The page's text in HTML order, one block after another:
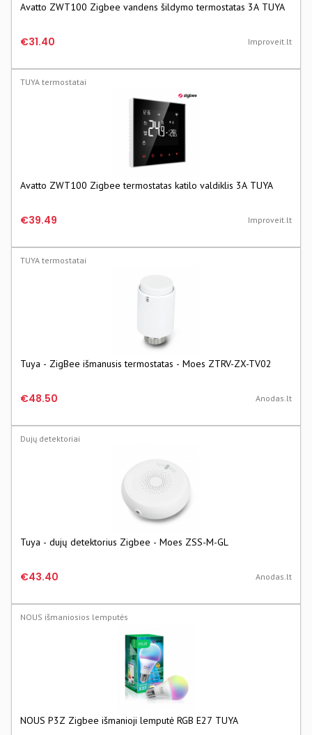
Avatto ZWT100 Zigbee vandens šildymo termostatas 3A TUYA
€31.40 Improveit.lt
TUYA termostatai
Avatto ZWT100 Zigbee termostatas katilo valdiklis 3A TUYA
€39.49 Improveit.lt
TUYA termostatai
Tuya - ZigBee išmanusis termostatas - Moes ZTRV-ZX-TV02
€48.50 Anodas.lt
Dujų detektoriai
Tuya - dujų detektorius Zigbee - Moes ZSS-M-GL
€43.40 Anodas.lt
NOUS išmaniosios lemputės
NOUS P3Z Zigbee išmanioji lemputė RGB E27 TUYA